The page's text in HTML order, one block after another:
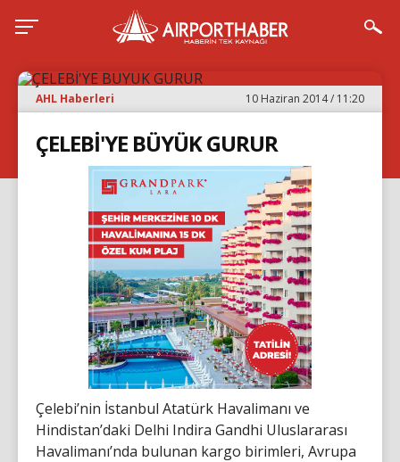
AHL Haberleri 10 Haziran 2014 / 11:20
ÇELEBİ'YE BÜYÜK GURUR
Çelebi’nin İstanbul Atatürk Havalimanı ve
Hindistan’daki Delhi Indira Gandhi Uluslararası
Havalimanı’nda bulunan kargo birimleri, Avrupa